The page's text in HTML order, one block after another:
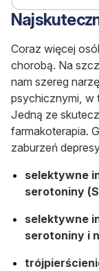
Coraz więcej
chorobą. Na
nam szereg
psychicznymi, w
Jedną ze
farmakoterapia.
zaburzeń
selektywne
serotoniny
selektywne
serotoniny i